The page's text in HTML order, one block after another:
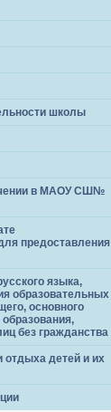
школы
в МАОУ СШ№
предоставления
языка,
образовательных
основного
без гражданства
отдыха детей и их